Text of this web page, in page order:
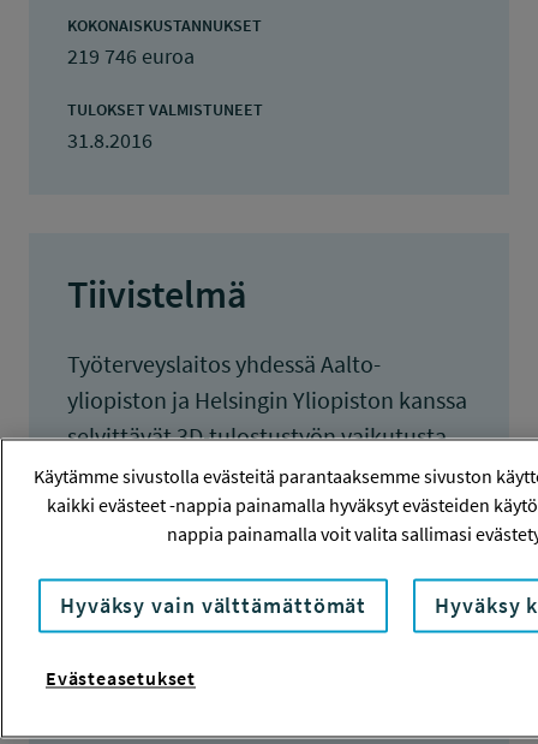
KOKONAISKUSTANNUKSET
219 746 euroa
TULOKSET VALMISTUNEET
31.8.2016
Tiivistelmä
Työterveyslaitos yhdessä Aalto-
yliopiston ja Helsingin Yliopiston kanssa
selvittävät 3D-tulostustyön vaikutusta
työympäristöön. 3D-tulostuksessa
sulatetaan/muokataan materiaalia
(mm. termoplastisia muoveja), jolloin
hengitysilmaan on mahdollista
vapautua epäpuhtauksia.
pienille ja ultrapienille hiukkasille sekä
Käytämme sivustolla evästeitä parantaaksemme sivuston
kaikki evästeet -nappia painamalla hyväksyt evästeiden
nappia painamalla voit valita sallimasi
Hyväksy vain välttämättömät Hyväksy
Evästeasetukset